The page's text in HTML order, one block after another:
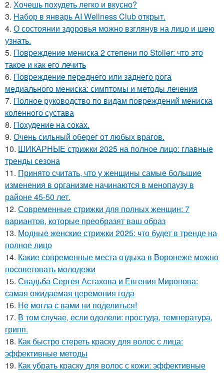
2. Хочешь похудеть легко и вкусно?
3. Набор в январь AI Wellness Club открыт.
4. О состоянии здоровья можно взглянув на лицо и шею
узнать.
5. Повреждение мениска 2 степени по Stoller: что это
такое и как его лечить
6. Повреждение переднего или заднего рога
медиального мениска: симптомы и методы лечения
7. Полное руководство по видам повреждений мениска
коленного сустава
8. Похудение на соках.
9. Очень сильный оберег от любых врагов.
10. ШИКАРНЫЕ стрижки 2025 на полное лицо: главные
тренды сезона
11. Принято считать, что у женщины самые большие
изменения в организме начинаются в менопаузу в
районе 45-50 лет.
12. Современные стрижки для полных женщин: 7
вариантов, которые преобразят ваш образ
13. Модные женские стрижки 2025: что будет в тренде на
полное лицо
14. Какие современные места отдыха в Воронеже можно
посоветовать молодежи
15. Свадьба Сергея Астахова и Евгения Миронова:
самая ожидаемая церемония года
16. Не могла с вами ни поделиться!
17. В том случае, если одолели: простуда, температура,
грипп.
18. Как быстро стереть краску для волос с лица:
эффективные методы
19. Как убрать краску для волос с кожи: эффективные